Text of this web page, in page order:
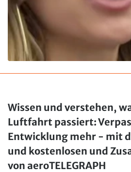
Wissen und verstehen,
Luftfahrt passiert:
Entwicklung mehr - mit
und kostenlosen und
von aeroTELEGRAPH